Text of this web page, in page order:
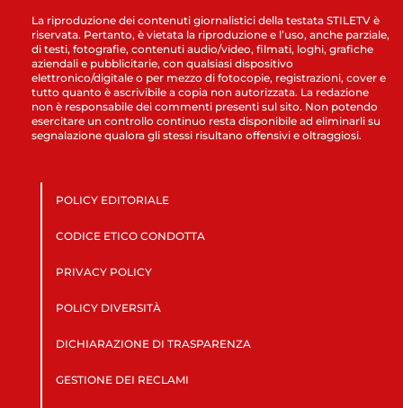
La riproduzione dei contenuti giornalistici della testata STILETV è
riservata. Pertanto, è vietata la riproduzione e l’uso, anche parziale,
di testi, fotografie, contenuti audio/video, filmati, loghi, grafiche
aziendali e pubblicitarie, con qualsiasi dispositivo
elettronico/digitale o per mezzo di fotocopie, registrazioni, cover e
tutto quanto è ascrivibile a copia non autorizzata. La redazione
non è responsabile dei commenti presenti sul sito. Non potendo
esercitare un controllo continuo resta disponibile ad eliminarli su
segnalazione qualora gli stessi risultano offensivi e oltraggiosi.
POLICY EDITORIALE
CODICE ETICO CONDOTTA
PRIVACY POLICY
POLICY DIVERSITÀ
DICHIARAZIONE DI TRASPARENZA
GESTIONE DEI RECLAMI